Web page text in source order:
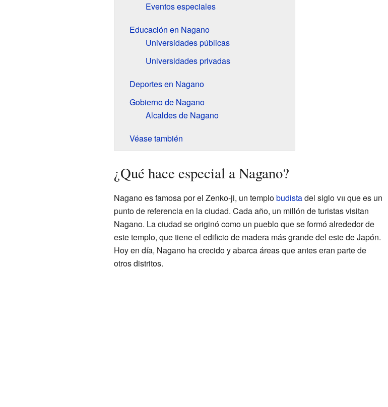
Eventos especiales
Educación en Nagano
Universidades públicas
Universidades privadas
Deportes en Nagano
Gobierno de Nagano
Alcaldes de Nagano
Véase también
¿Qué hace especial a Nagano?
Nagano es famosa por el Zenko-ji, un templobudistadel siglovii que es un
punto de referencia en la ciudad. Cada año, un millón de turistas visitan
Nagano. La ciudad se originó como un pueblo que se formó alrededor de
este templo, que tiene el edificio de madera más grande del este de Japón.
Hoy en día, Nagano ha crecido y abarca áreas que antes eran parte de
otros distritos.